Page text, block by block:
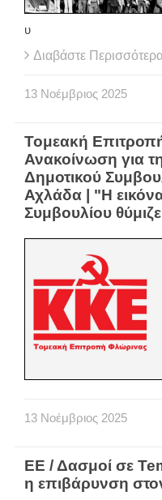
υ
Διαβάστε
13 Νοέμβριος 2025
Τομεακή
Ανακοίνωση για
Δημοτικού
Αχλάδα | "Η
Συμβουλίου
13 Νοέμβριος 2025
ΕΕ / Δασμοί σε
η επιβάρυνση